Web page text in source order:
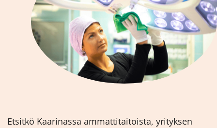
Etsitkö Kaarinassa ammattitaitoista, yrityksen